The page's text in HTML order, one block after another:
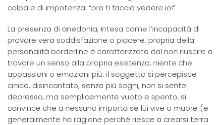
colpa e di impotenza: “ora ti faccio vedere io!”
La presenza di anedonia, intesa come l’incapacità di
provare vera soddisfazione o piacere, propria della
personalità borderline è caratterizzata dal non riuscire a
trovare un senso alla propria esistenza, niente che
appassioni o emozioni più: il soggetto si percepisce
cinico, disincantato, senza più sogni, non si sente
depresso, ma semplicemente vuoto e spento; si
convince che a nessuno importa se lui vive o muore (e
generalmente ha ragione perché riesce a crearsi terra